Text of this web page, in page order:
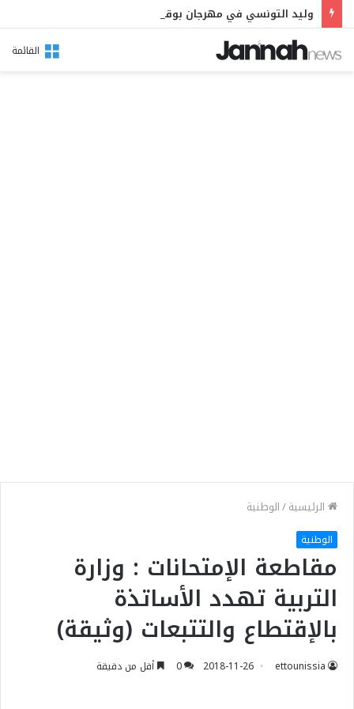
القائمة
الرئيسية/الوطنية
الوطنية
مقاطعة الإمتحانات : وزارة
التربية تهدد الأساتذة
بالإقتطاع والتتبعات (وثيقة)
ettounissia
2018-11-26
0 أقل من دقيقة